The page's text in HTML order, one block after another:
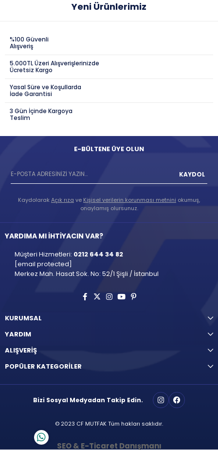
Yeni Ürünlerimiz
%100 Güvenli
Alışveriş
5.000TL Üzeri Alışverişlerinizde
Ücretsiz Kargo
Yasal Süre ve Koşullarda
İade Garantisi
3 Gün İçinde Kargoya
Teslim
E-BÜLTENE ÜYE OLUN
KAYDOL
KaydolarakAçık rıza ve Kişisel verilerin korunması metnini okumuş,
onaylamış olursunuz.
YARDIMA MI İHTİYACIN VAR?
Müşteri Hizmetleri: 0212 644 34 82
[email protected]
Merkez Mah. Hasat Sok. No: 52/1 Şişli / İstanbul
KURUMSAL
YARDIM
ALIŞVERİŞ
POPÜLER KATEGORİLER
Bizi Sosyal Medyadan Takip Edin.
© 2023 CF MUTFAK Tüm hakları saklıdır.
SEO & E-Ticaret Danışmanı